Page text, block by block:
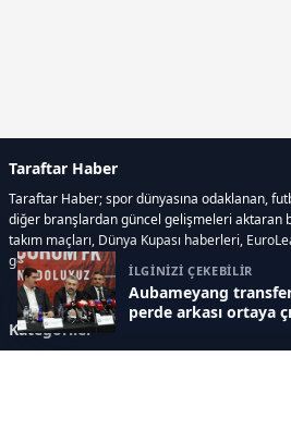
İLGİNİZİ ÇEKEBİLİR
Aubameyang
perde arkası ortaya
Taraftar Haber
Taraftar Haber; spor dünyasına odaklanan,
diğer branşlardan güncel gelişmeleri aktaran
takım maçları, Dünya Kupası haberleri,
gelişmeleri, sporcuların biyografileri, anketler
Kategoriler